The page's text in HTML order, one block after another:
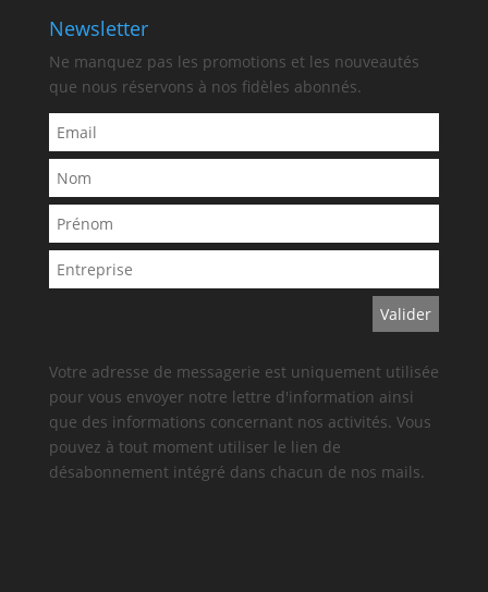
Newsletter
Ne manquez pas les promotions et les nouveautés
que nous réservons à nos fidèles abonnés.
Votre adresse de messagerie est uniquement utilisée
pour vous envoyer notre lettre d'information ainsi
que des informations concernant nos activités. Vous
pouvez à tout moment utiliser le lien de
désabonnement intégré dans chacun de nos mails.